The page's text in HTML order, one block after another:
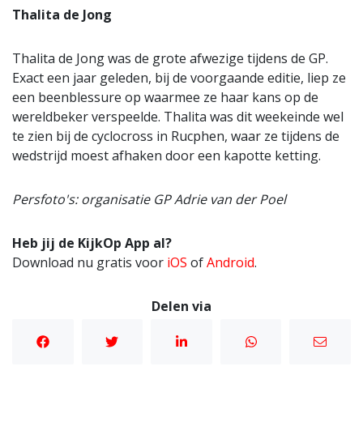
Thalita de Jong
Thalita de Jong was de grote afwezige tijdens de GP.
Exact een jaar geleden, bij de voorgaande editie, liep ze
een beenblessure op waarmee ze haar kans op de
wereldbeker verspeelde. Thalita was dit weekeinde wel
te zien bij de cyclocross in Rucphen, waar ze tijdens de
wedstrijd moest afhaken door een kapotte ketting.
Persfoto's: organisatie GP Adrie van der Poel
Heb jij de KijkOp App al?
Download nu gratis voor iOS ofAndroid.
Delen via